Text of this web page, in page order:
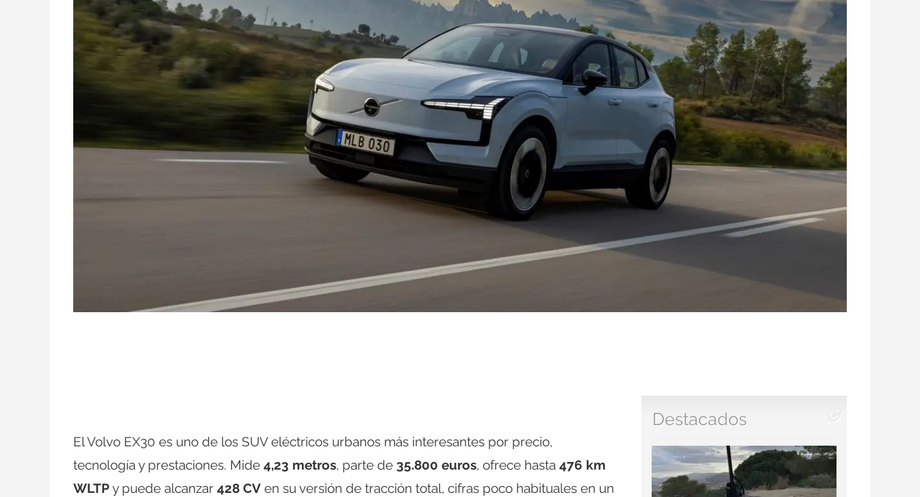
El Volvo EX30 es uno de los SUV eléctricos urbanos más interesantes por precio,
tecnología y prestaciones. Mide 4,23 metros, parte de 35.800 euros, ofrece hasta 476 km
WLTPy puede alcanzar 428 CV en su versión de tracción total, cifras poco habituales en un
Destacados